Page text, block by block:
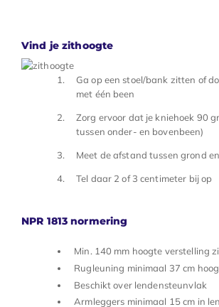
Vind je zithoogte
Ga op een stoel/bank zitten of
met één been
Zorg ervoor dat je kniehoek 90
tussen onder- en bovenbeen)
Meet de afstand tussen grond
Tel daar 2 of 3 centimeter bij op
NPR 1813 normering
Min. 140 mm hoogte verstelling
Rugleuning minimaal 37 cm hoog
Beschikt over lendensteunvlak
Armleggers minimaal 15 cm in